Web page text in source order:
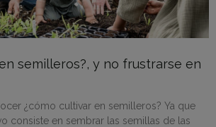
semilleros?, y no frustrarse en
¿cómo cultivar en semilleros? Ya que
consiste en sembrar las semillas de las